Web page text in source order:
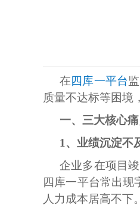
在四库一平台
质量不达标等困境
一、三大核心
1、业绩沉淀不
企业多在项目
四库一平台常出现
人力成本居高不下。